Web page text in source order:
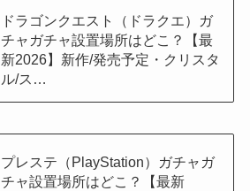
ドラゴンクエスト（ドラクエ）ガ
チャガチャ設置場所はどこ？【最
新2026】新作/発売予定・クリスタ
ル/ス…
プレステ（PlayStation）ガチャガ
チャ設置場所はどこ？【最新